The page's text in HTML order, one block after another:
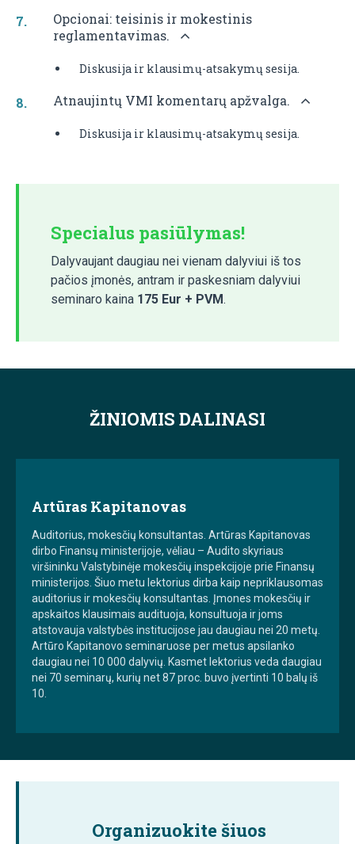
Opcionai: teisinis ir mokestinis
reglamentavimas.
Diskusija ir klausimų-atsakymų sesija.
Atnaujintų VMI komentarų apžvalga.
Diskusija ir klausimų-atsakymų sesija.
Specialus pasiūlymas!
Dalyvaujant daugiau nei vienam dalyviui iš tos
pačios įmonės, antram ir paskesniam dalyviui
seminaro kaina 175 Eur + PVM.
ŽINIOMIS DALINASI
Artūras Kapitanovas
Auditorius, mokesčių konsultantas. Artūras Kapitanovas
dirbo Finansų ministerijoje, vėliau – Audito skyriaus
viršininku Valstybinėje mokesčių inspekcijoje prie Finansų
ministerijos. Šiuo metu lektorius dirba kaip nepriklausomas
auditorius ir mokesčių konsultantas. Įmones mokesčių ir
apskaitos klausimais audituoja, konsultuoja ir joms
atstovauja valstybės institucijose jau daugiau nei 20 metų.
Artūro Kapitanovo seminaruose per metus apsilanko
daugiau nei 10 000 dalyvių. Kasmet lektorius veda daugiau
nei 70 seminarų, kurių net 87 proc. buvo įvertinti 10 balų iš
10.
Organizuokite šiuos